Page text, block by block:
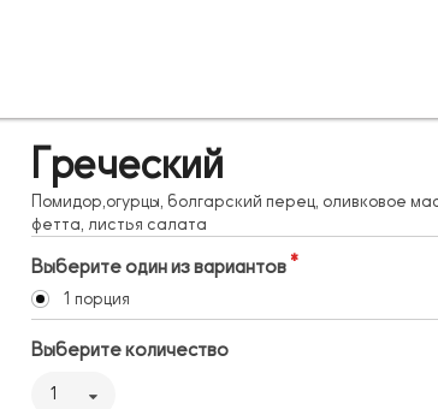
Греческий
Помидор,огурцы, болгарский перец, оливковое
фетта, листья салата
Выберите один из вариантов
1 порция
Выберите количество
1